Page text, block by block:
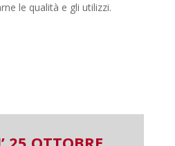
le qualità e gli utilizzi.